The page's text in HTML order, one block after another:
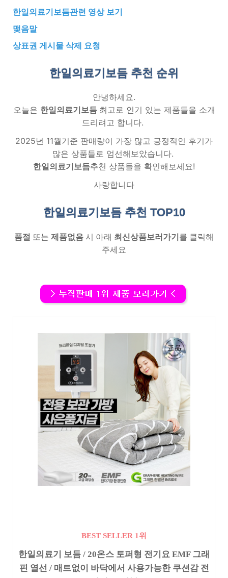
한일의료기보듬관련 영상 보기
맺음말
상표권 게시물 삭제 요청
한일의료기보듬 추천 순위
안녕하세요.
오늘은 한일의료기보듬 최고로 인기 있는 제품들을 소개
드리려고 합니다.
2025년 11월기준 판매량이 가장 많고 긍정적인 후기가
많은 상품들로 엄선해보았습니다.
한일의료기보듬추천 상품들을 확인해보세요!
사랑합니다
한일의료기보듬 추천 TOP10
품절 또는 제품없음 시 아래 최신상품보러가기 를 클릭해
주세요
BEST SELLER 1위
한일의료기 보듬 / 20온스 토퍼형 전기요 EMF 그래
핀 열선 / 매트없이 바닥에서 사용가능한 쿠션감 전